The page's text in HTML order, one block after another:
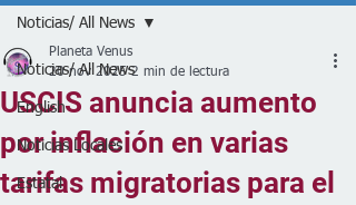
Noticias/ All News
English
Noticias Locales
Estatal
Noticias/ All News
USCIS anuncia aumento
por inflación en varias
tarifas migratorias para el
Planeta Venus
20 nov 2025 2 min de lectura